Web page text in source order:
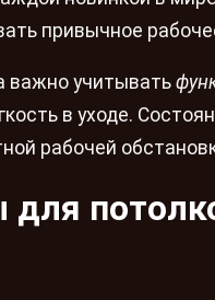
привычное
важно учитывать
в уходе.
рабочей